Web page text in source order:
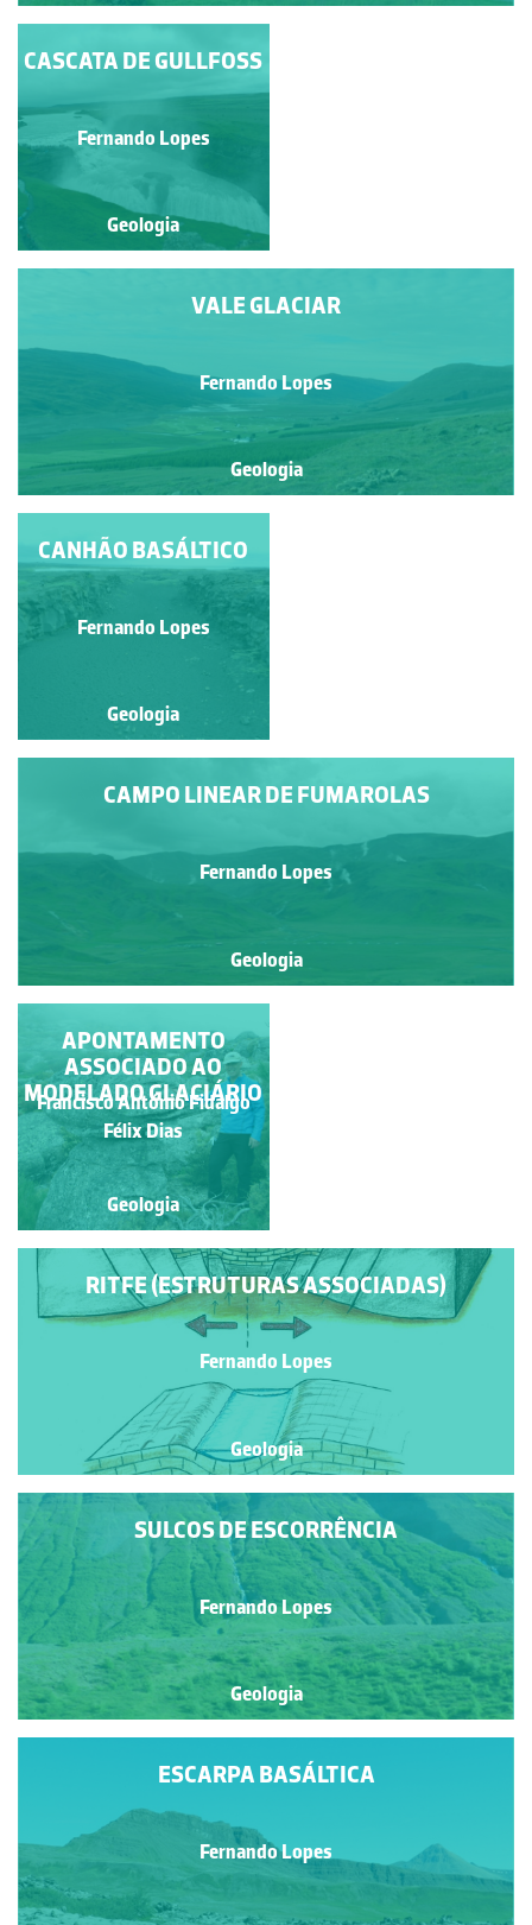
CASCATA DE
Fernando Lopes
Geologia
CASCATA DE GULLFOSS
Fernando Lopes
Geologia
VALE GLACIAR
Fernando Lopes
Geologia
FIORDE DE AKUREYRI
(OU EYJAFJÖRÐUR)
Fernando Lopes
Geologia
CAMPO LINEAR DE FUMAROLAS
Fernando Lopes
Geologia
CANHÃO BASÁLTICO
Fernando Lopes
Geologia
FORMAÇÃO DOS
PLANALTOS
BASÁLTICOS
Fernando Lopes
Geologia
RITFE (ESTRUTURAS ASSOCIADAS)
Fernando Lopes
Geologia
SULCOS DE ESCORRÊNCIA
Fernando Lopes
Geologia
ESCARPA BASÁLTICA
Fernando Lopes
APONTAMENTO
ASSOCIADO AO
MODELADO GLACIÁRIO
Francisco António Fidalgo
Félix Dias
Geologia